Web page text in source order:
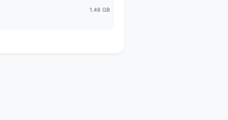
1.46 GB